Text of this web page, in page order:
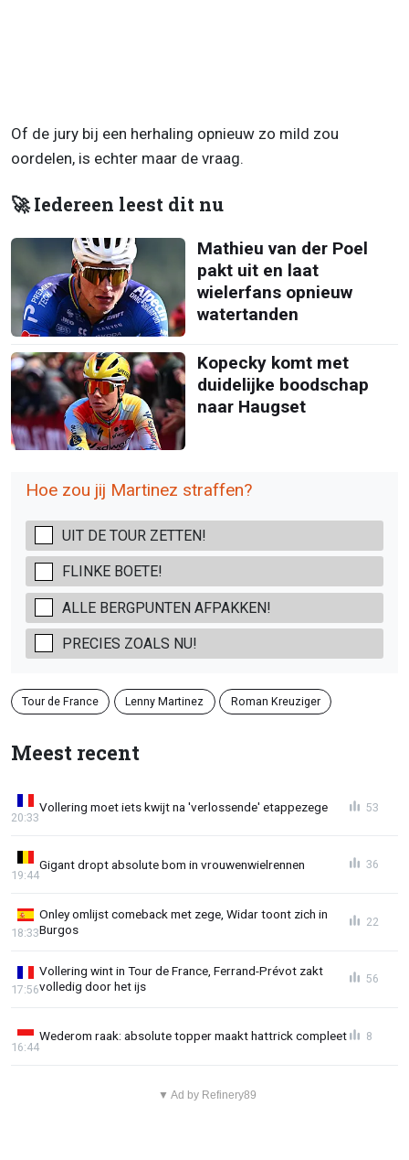
Of de jury bij een herhaling opnieuw zo mild zou
oordelen, is echter maar de vraag.
🚀 Iedereen leest dit nu
Mathieu van der Poel
pakt uit en laat
wielerfans opnieuw
watertanden
Kopecky komt met
duidelijke boodschap
naar Haugset
Hoe zou jij Martinez straffen?
UIT DE TOUR ZETTEN!
FLINKE BOETE!
ALLE BERGPUNTEN AFPAKKEN!
PRECIES ZOALS NU!
Tour de France Lenny Martinez Roman Kreuziger
Meest recent
Vollering moet iets kwijt na 'verlossende' etappezege
20:33
53
Gigant dropt absolute bom in vrouwenwielrennen
19:44
36
Onley omlijst comeback met zege, Widar toont zich in
Burgos
18:33
22
Vollering wint in Tour de France, Ferrand-Prévot zakt
volledig door het ijs
17:56
56
Wederom raak: absolute topper maakt hattrick compleet
16:44
8
▼ Ad by Refinery89